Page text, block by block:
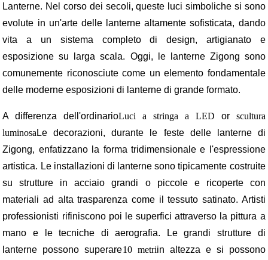
Lanterne. Nel corso dei secoli, queste luci simboliche si sono
evolute in un'arte delle lanterne altamente sofisticata, dando
vita a un sistema completo di design, artigianato e
esposizione su larga scala. Oggi, le lanterne Zigong sono
comunemente riconosciute come un elemento fondamentale
delle moderne esposizioni di lanterne di grande formato.
A differenza dell'ordinarioLuci a stringa a LED or scultura
luminosa Le decorazioni, durante le feste delle lanterne di
Zigong, enfatizzano la forma tridimensionale e l'espressione
artistica. Le installazioni di lanterne sono tipicamente costruite
su strutture in acciaio grandi o piccole e ricoperte con
materiali ad alta trasparenza come il tessuto satinato. Artisti
professionisti rifiniscono poi le superfici attraverso la pittura a
mano e le tecniche di aerografia. Le grandi strutture di
lanterne possono superare10 metriin altezza e si possono